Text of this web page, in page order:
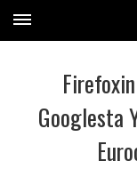
Googlesta